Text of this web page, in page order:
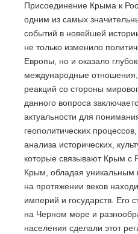
Присоединение Крыма к
одним из самых
событий в новейшей
не только изменило
Европы, но и оказало
международные
реакций со стороны
данного вопроса
актуальности для
геополитических
анализа исторических,
которые связывают Крым с
Крым, обладая уникальным
на протяжении веков
империй и государств. Его
на Черном море и
населения сделали этот